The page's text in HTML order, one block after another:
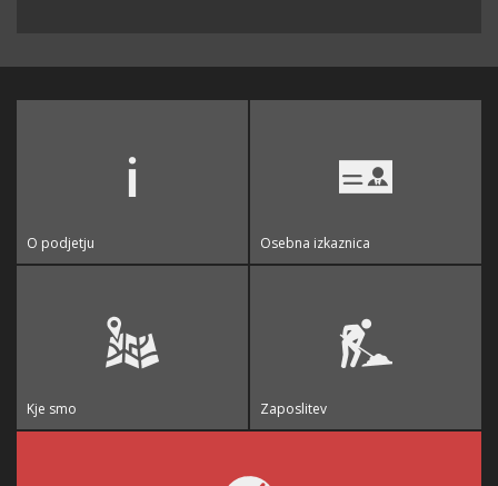
O podjetju Osebna izkaznica
Kje smo Zaposlitev